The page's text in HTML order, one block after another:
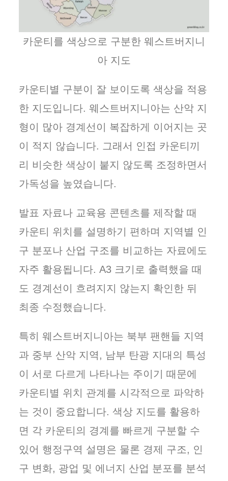
카운티를 색상으로 구분한 웨스트버지니
아 지도
카운티별 구분이 잘 보이도록 색상을 적용
한 지도입니다. 웨스트버지니아는 산악 지
형이 많아 경계선이 복잡하게 이어지는 곳
이 적지 않습니다. 그래서 인접 카운티끼
리 비슷한 색상이 붙지 않도록 조정하면서
가독성을 높였습니다.
발표 자료나 교육용 콘텐츠를 제작할 때
카운티 위치를 설명하기 편하며 지역별 인
구 분포나 산업 구조를 비교하는 자료에도
자주 활용됩니다. A3 크기로 출력했을 때
도 경계선이 흐려지지 않는지 확인한 뒤
최종 수정했습니다.
특히 웨스트버지니아는 북부 팬핸들 지역
과 중부 산악 지역, 남부 탄광 지대의 특성
이 서로 다르게 나타나는 주이기 때문에
카운티별 위치 관계를 시각적으로 파악하
는 것이 중요합니다. 색상 지도를 활용하
면 각 카운티의 경계를 빠르게 구분할 수
있어 행정구역 설명은 물론 경제 구조, 인
구 변화, 광업 및 에너지 산업 분포를 분석